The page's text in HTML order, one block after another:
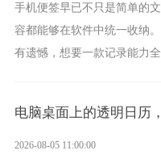
手机便签早已不只是简单的
容都能够在软件中统一收纳
有遗憾，想要一款记录能力
电脑桌面上的透明日历
2026-08-05 11:00:00